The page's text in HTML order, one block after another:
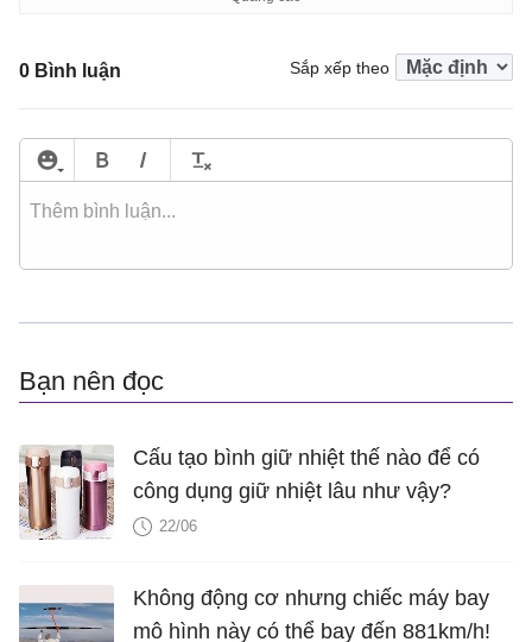
0 Bình luận Sắp xếp theo
Bạn nên đọc
Cấu tạo bình giữ nhiệt thế nào để có
công dụng giữ nhiệt lâu như vậy?
22/06
Không động cơ nhưng chiếc máy bay
mô hình này có thể bay đến 881km/h!